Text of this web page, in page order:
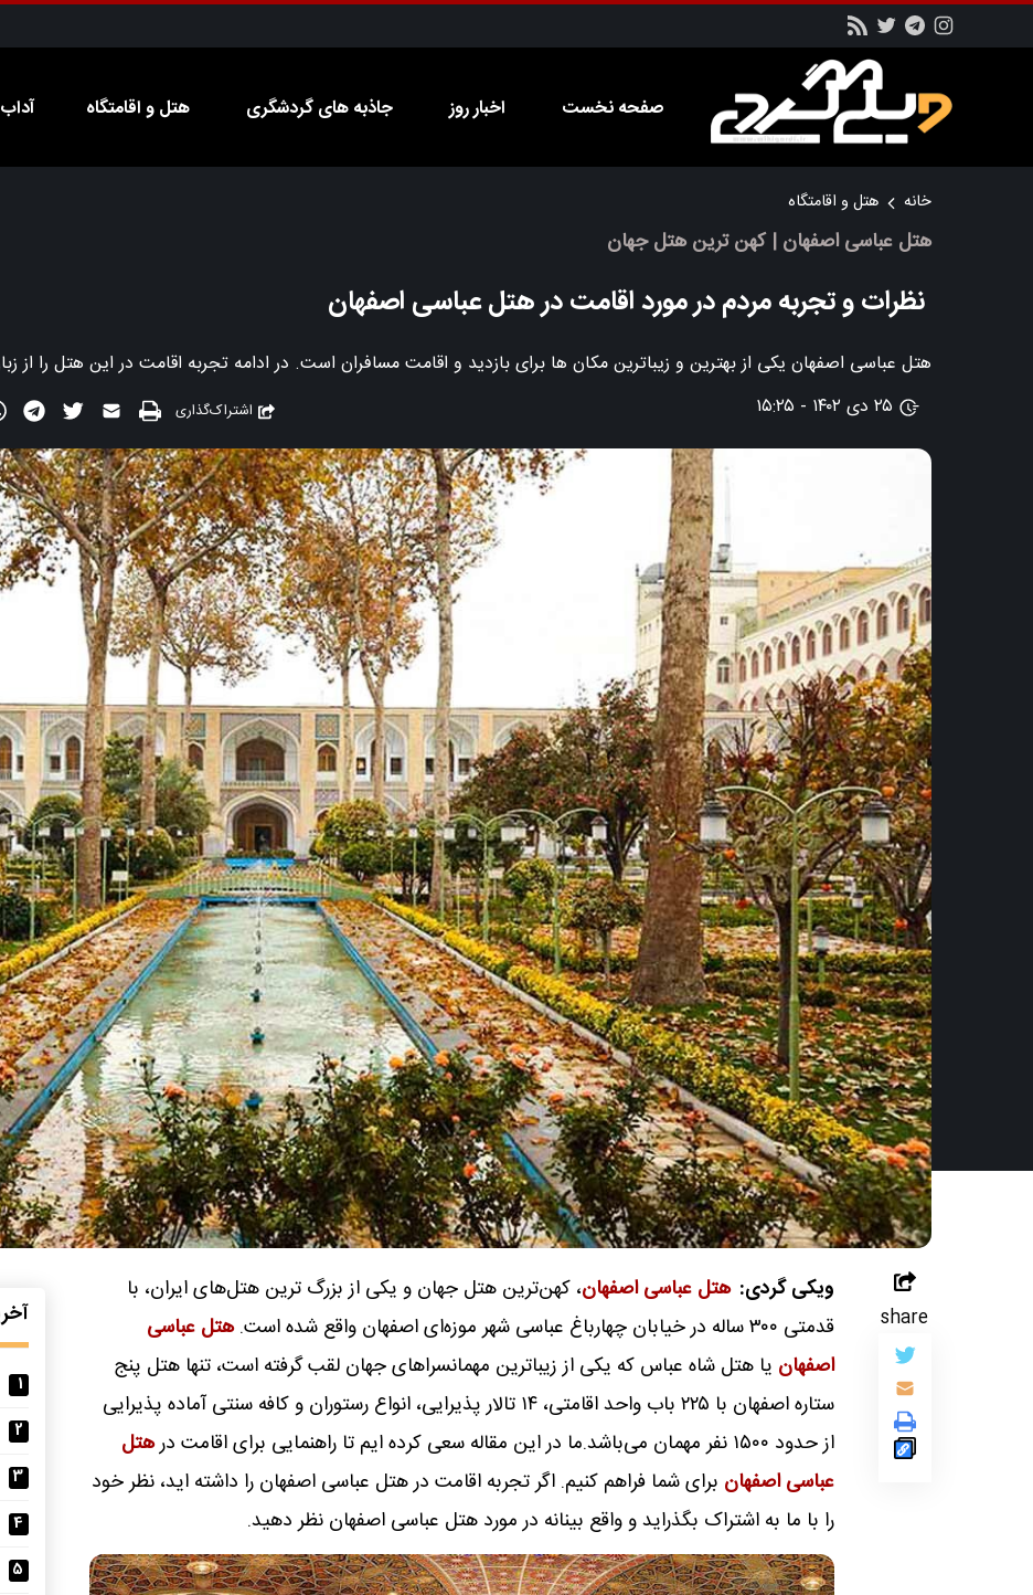
صفحه نخست اخبار روز جاذبه های گردشگری هتل و اقامتگاه
خانه هتل و اقامتگاه
هتل عباسی اصفهان | کهن ترین هتل جهان
نظرات و تجربه مردم در مورد اقامت در هتل عباسی اصفهان
هتل عباسی اصفهان یکی از بهترین و زیباترین مکان ها برای بازدید و اقامت مسافران است. در ادامه تجربه اقامت در این هتل را از
اشتراک‌گذاری ۲۵ دی ۱۴۰۲ - ۱۵:۲۵
ویکی گردی: هتل عباسی اصفهان، کهن‌ترین هتل جهان و یکی از بزرگ‌ ترین هتل‌های ایران، با
قدمتی ۳۰۰ ساله در خیابان چهارباغ عباسی شهر موزه‌‌‌‌ای اصفهان واقع شده است.
هتل عباسی
اصفهان یا هتل شاه عباس که یکی از زیباترین مهمانسراهای جهان لقب گرفته است، تنها هتل پنج
ستاره اصفهان با ۲۲۵ باب واحد اقامتی، ۱۴ تالار پذیرایی، انواع رستوران و کافه سنتی آماده پذیرایی
از حدود ۱۵۰۰ نفر مهمان می‌باشد.ما در این مقاله سعی کرده ایم تا راهنمایی برای اقامت در
هتل
عباسی اصفهان برای شما فراهم کنیم. اگر تجربه اقامت در هتل عباسی اصفهان را داشته اید، نظر خود
را با ما به اشتراک بگذراید و واقع بینانه در مورد هتل عباسی اصفهان نظر دهید.
1
2
3
4
5
share